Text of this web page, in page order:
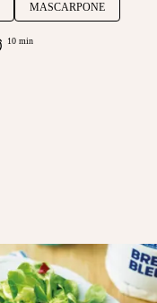
MASCARPONE
10 min